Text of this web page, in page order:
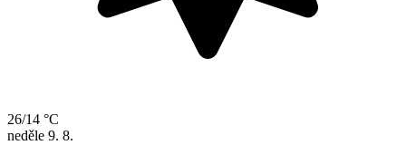
26/14 °C
neděle 9. 8.